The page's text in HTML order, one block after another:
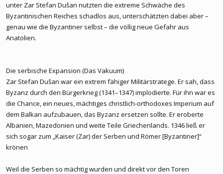
unter Zar Stefan Dušan nutzten die extreme Schwäche des
Byzantinischen Reiches schadlos aus, unterschätzten dabei aber –
genau wie die Byzantiner selbst – die völlig neue Gefahr aus
Anatolien.
Die serbische Expansion (Das Vakuum)
Zar Stefan Dušan war ein extrem fähiger Militärstratege. Er sah, dass
Byzanz durch den Bürgerkrieg (1341–1347) implodierte. Für ihn war es
die Chance, ein neues, mächtiges christlich-orthodoxes Imperium auf
dem Balkan aufzubauen, das Byzanz ersetzen sollte. Er eroberte
Albanien, Mazedonien und weite Teile Griechenlands. 1346 ließ er
sich sogar zum „Kaiser (Zar) der Serben und Römer [Byzantiner]“
krönen
Weil die Serben so mächtig wurden und direkt vor den Toren